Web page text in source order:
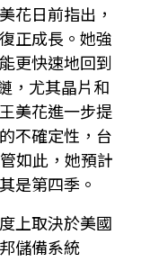
花日前指出，
正成長。她強
更快速地回到
，尤其晶片和
美花進一步提
不確定性，台
如此，她預計
是第四季。
上取決於美國
儲備系統